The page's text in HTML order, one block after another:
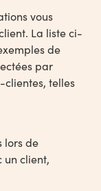
vous
La liste ci-
de
par
clientes, telles
lors de
un client,